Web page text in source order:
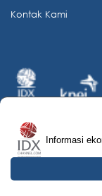
Informasi
Kontak Kami
©